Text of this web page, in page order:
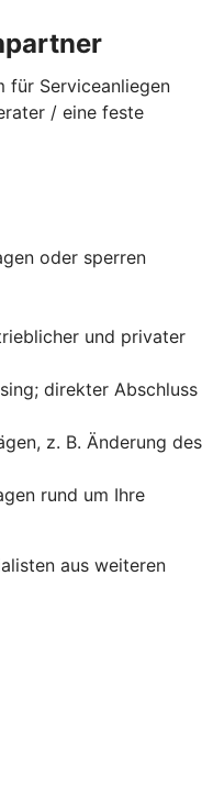
für Serviceanliegen
/ eine feste
oder sperren
und privater
direkter Abschluss
z. B. Änderung des
rund um Ihre
aus weiteren